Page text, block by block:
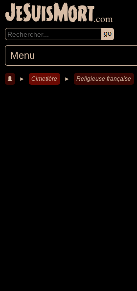
JeSuisMort.com
Menu
► Cimetière ► Religieuse française